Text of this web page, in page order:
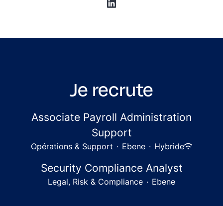
Je recrute
Associate Payroll Administration
Support
Opérations & Support · Ebene · Hybride
Security Compliance Analyst
Legal, Risk & Compliance · Ebene